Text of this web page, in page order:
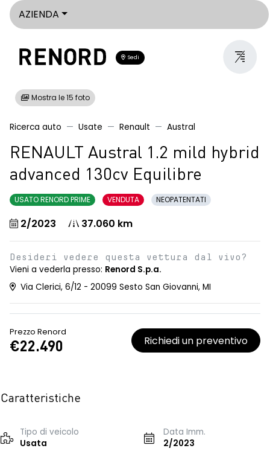
AZIENDA
Sedi
Mostra le 15 foto
Ricerca auto Usate Renault Austral
RENAULT Austral 1.2 mild hybrid
advanced 130cv Equilibre
USATO RENORD PRIME VENDUTA NEOPATENTATI
2/2023 37.060 km
Desideri vedere questa vettura dal vivo?
Vieni a vederla presso: Renord S.p.a.
Via Clerici, 6/12 - 20099 Sesto San Giovanni, MI
Prezzo Renord
€22.490 Richiedi un preventivo
Caratteristiche
Tipo di veicolo
Usata
Data Imm.
2/2023